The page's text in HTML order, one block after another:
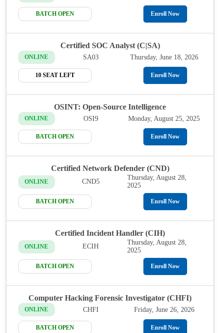
BATCH OPEN Enroll Now
Certified SOC Analyst (C|SA)
ONLINE SA03 Thursday, June 18, 2026
10 SEAT LEFT Enroll Now
OSINT: Open-Source Intelligence
ONLINE OSI9 Monday, August 25, 2025
BATCH OPEN Enroll Now
Certified Network Defender (CND)
ONLINE CND5
Thursday, August 28,
2025
BATCH OPEN Enroll Now
Certified Incident Handler (CIH)
ONLINE ECIH
Thursday, August 28,
2025
BATCH OPEN Enroll Now
Computer Hacking Forensic Investigator (CHFI)
ONLINE CHFI Friday, June 26, 2026
BATCH OPEN Enroll Now